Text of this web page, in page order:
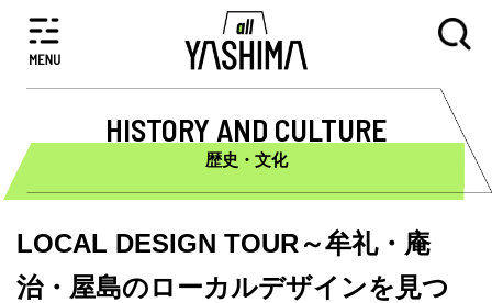
HISTORY AND CULTURE
歴史・文化
LOCAL DESIGN TOUR～牟礼・庵
治・屋島のローカルデザインを見つ